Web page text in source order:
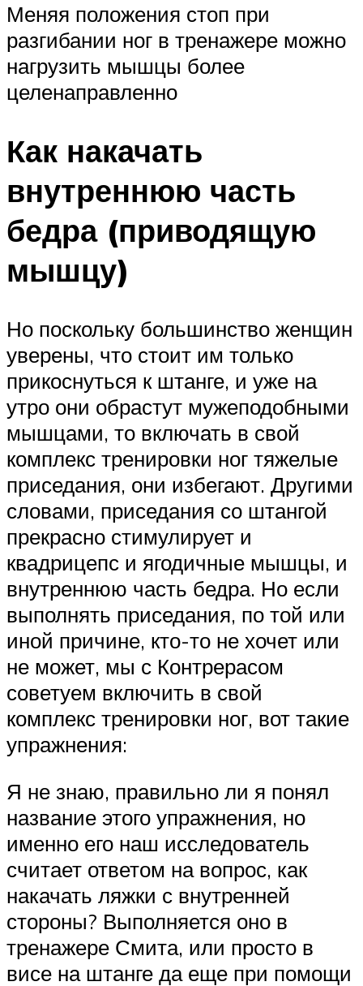
Меняя положения стоп при
разгибании ног в тренажере можно
нагрузить мышцы более
целенаправленно
Как накачать
внутреннюю часть
бедра (приводящую
мышцу)
Но поскольку большинство женщин
уверены, что стоит им только
прикоснуться к штанге, и уже на
утро они обрастут мужеподобными
мышцами, то включать в свой
комплекс тренировки ног тяжелые
приседания, они избегают. Другими
словами, приседания со штангой
прекрасно стимулирует и
квадрицепс и ягодичные мышцы, и
внутреннюю часть бедра. Но если
выполнять приседания, по той или
иной причине, кто-то не хочет или
не может, мы с Контрерасом
советуем включить в свой
комплекс тренировки ног, вот такие
упражнения:
Я не знаю, правильно ли я понял
название этого упражнения, но
именно его наш исследователь
считает ответом на вопрос, как
накачать ляжки с внутренней
стороны? Выполняется оно в
тренажере Смита, или просто в
висе на штанге да еще при помощи